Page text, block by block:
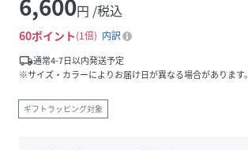
円 /税込
60ポイント 1倍
内訳
local_shipping通常4-7日以内発送予定
※サイズ・カラーによりお届け日が異なる場合があります。
ギフトラッピング対象